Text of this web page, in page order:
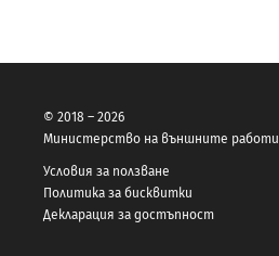
© 2018 – 2026
Министерство на външните работи
Условия за ползване
Политика за бисквитки
Декларация за достъпност